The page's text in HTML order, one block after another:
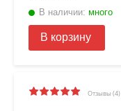
В наличии: много
В корзину
Отзывы (4)